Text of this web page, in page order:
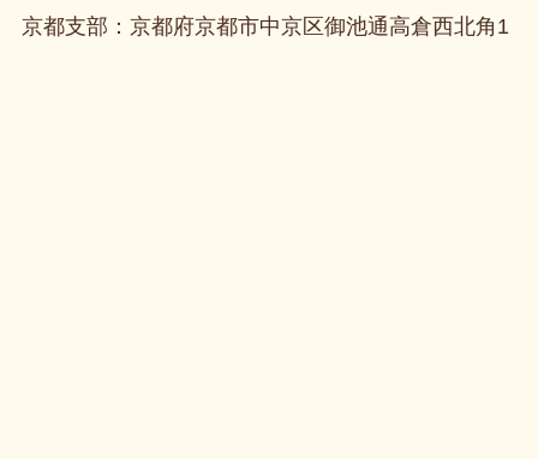
京都支部：京都府京都市中京区御池通高倉西北角1